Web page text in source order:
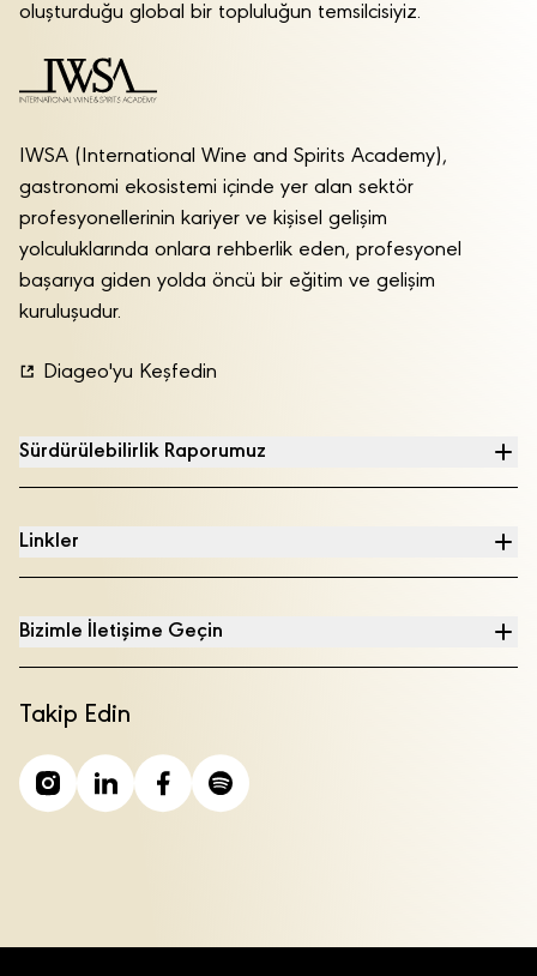
oluşturduğu global bir topluluğun temsilcisiyiz.
IWSA (International Wine and Spirits Academy),
gastronomi ekosistemi içinde yer alan sektör
profesyonellerinin kariyer ve kişisel gelişim
yolculuklarında onlara rehberlik eden, profesyonel
başarıya giden yolda öncü bir eğitim ve gelişim
kuruluşudur.
Diageo'yu Keşfedin
Sürdürülebilirlik Raporumuz
Linkler
Bizimle İletişime Geçin
Takip Edin